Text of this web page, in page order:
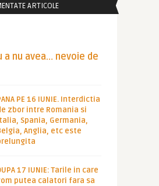
ARTICOLE
a nu avea… nevoie de
PE 16 IUNIE. Interdictia
zbor intre Romania si
Spania, Germania,
Anglia, etc este
17 IUNIE: Tarile in care
putea calatori fara sa